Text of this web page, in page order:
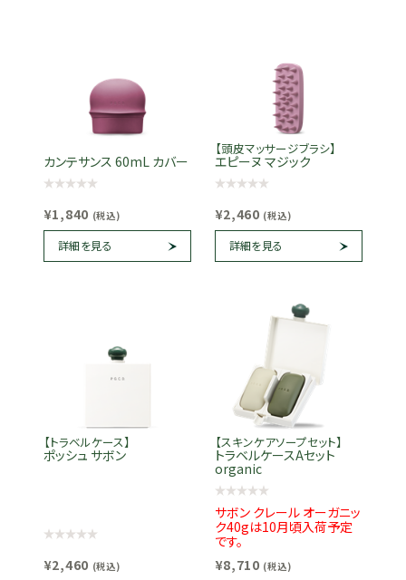
カンテサンス 60mL カバー
¥1,840 (税込)
詳細を見る
【頭皮マッサージブラシ】
エピーヌ マジック
¥2,460 (税込)
詳細を見る
【トラベルケース】
ポッシュ サボン
¥2,460 (税込)
【スキンケアソープセット】
トラベルケースAセット
organic
サボン クレール オーガニッ
ク40gは10月頃入荷予定
です。
¥8,710 (税込)